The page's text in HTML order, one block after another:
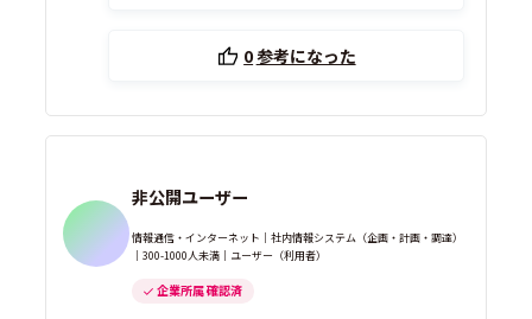
0参考になった
非公開ユーザー
情報通信・インターネット｜社内情報システム（企画・計画・調達）
｜300-1000人未満｜ユーザー（利用者）
企業所属 確認済